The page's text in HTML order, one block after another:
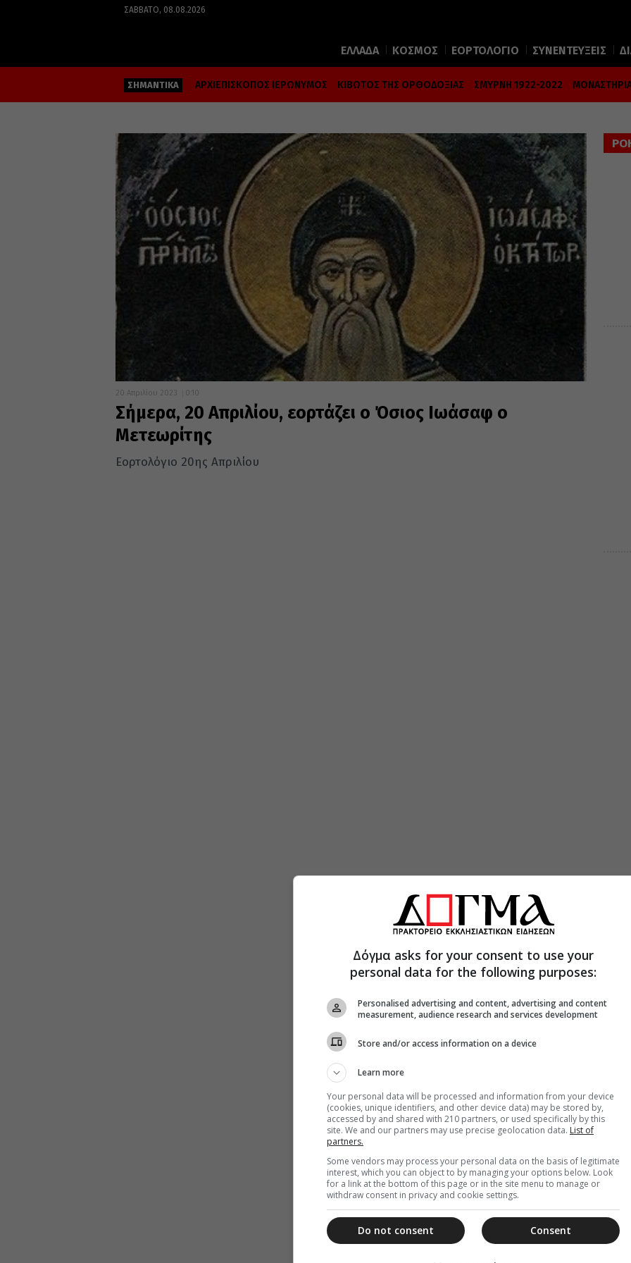
ΣΆΒΒΑΤΟ, 08.08.2026
ΕΛΛΑΔΑ ΚΟΣΜΟΣ ΕΟΡΤΟΛΟΓΙΟ ΣΥΝΕΝΤΕΥΞΕΙΣ
ΣΗΜΑΝΤΙΚΑ ΑΡΧΙΕΠΙΣΚΟΠΟΣ ΙΕΡΩΝΥΜΟΣ ΚΙΒΩΤΟΣ ΤΗΣ ΟΡΘΟΔΟΞΙΑΣ ΣΜΥΡΝΗ 1922-2022
20 Απριλίου 2023 0:10
Σήμερα, 20 Απριλίου, εορτάζει ο Όσιος Ιωάσαφ ο
Μετεωρίτης
Εορτολόγιο 20ης Απριλίου
Δόγμα asks for your consent to use your
personal data for the following purposes:
Personalised advertising and content, advertising and content
measurement, audience research and services development
Store and/or access information on a device
Learn more
Your personal data will be processed and information from your device
(cookies, unique identifiers, and other device data) may be stored by,
accessed by and shared with 210 partners, or used specifically by this
site. We and our partners may use precise geolocation data. List of
partners.
Some vendors may process your personal data on the basis of legitimate
interest, which you can object to by managing your options below. Look
for a link at the bottom of this page or in the site menu to manage or
withdraw consent in privacy and cookie settings.
Consent
Do not consent